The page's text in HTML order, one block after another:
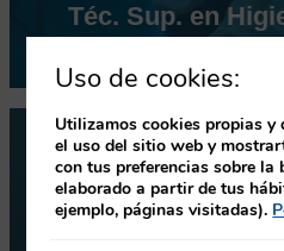
Téc. Sup. en
Téc. Sup. en
Uso de cookies:
Utilizamos cookies propias y
el uso del sitio web y
con tus preferencias sobre la
elaborado a partir de tus
ejemplo, páginas visitadas).